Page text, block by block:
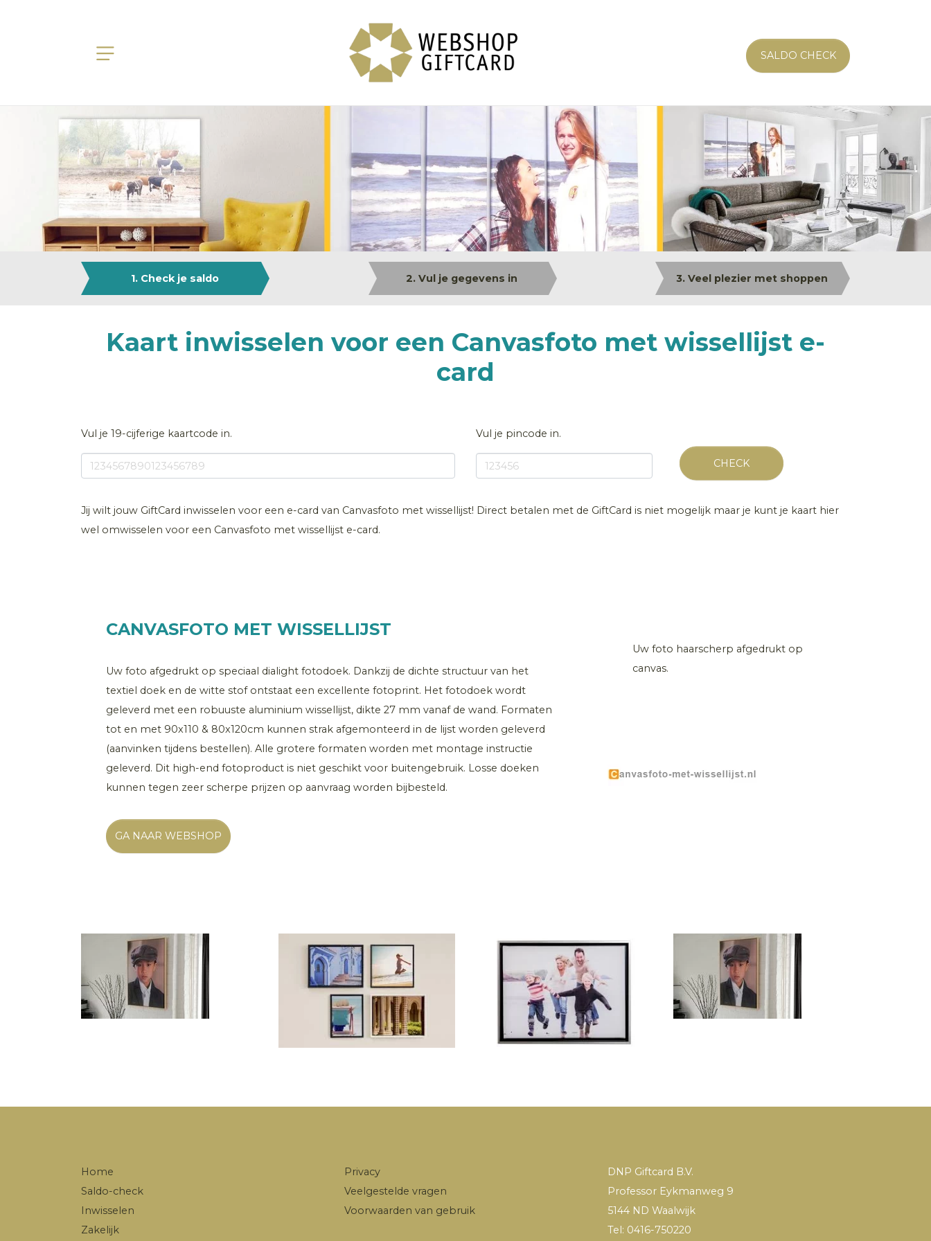
SALDO CHECK
1. Check je saldo 2. Vul je gegevens in 3. Veel plezier met shoppen
Kaart inwisselen voor een Canvasfoto met wissellijst e-
card
Vul je 19-cijferige kaartcode in. Vul je pincode in.
CHECK
Jij wilt jouw GiftCard inwisselen voor een e-card van Canvasfoto met wissellijst! Direct betalen met de GiftCard is niet mogelijk maar je kunt je kaart hier
wel omwisselen voor een Canvasfoto met wissellijst e-card.
CANVASFOTO MET WISSELLIJST
Uw foto afgedrukt op speciaal dialight fotodoek. Dankzij de dichte structuur van het
textiel doek en de witte stof ontstaat een excellente fotoprint. Het fotodoek wordt
geleverd met een robuuste aluminium wissellijst, dikte 27 mm vanaf de wand. Formaten
tot en met 90x110 & 80x120cm kunnen strak afgemonteerd in de lijst worden geleverd
(aanvinken tijdens bestellen). Alle grotere formaten worden met montage instructie
geleverd. Dit high-end fotoproduct is niet geschikt voor buitengebruik. Losse doeken
kunnen tegen zeer scherpe prijzen op aanvraag worden bijbesteld.
GA NAAR WEBSHOP
Uw foto haarscherp afgedrukt op
canvas.
Home
Saldo-check
Inwisselen
Zakelijk
Privacy
Veelgestelde vragen
Voorwaarden van gebruik
DNP Giftcard B.V.
Professor Eykmanweg 9
5144 ND Waalwijk
Tel: 0416-750220